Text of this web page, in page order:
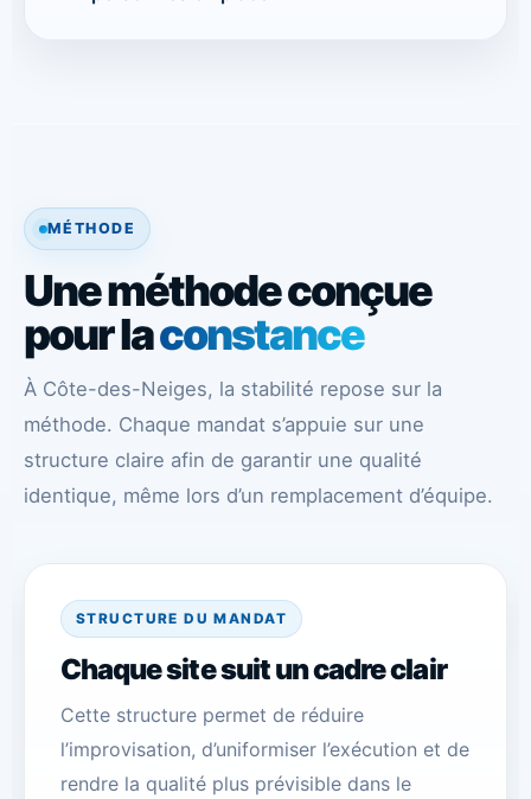
MÉTHODE
Une méthode conçue
pour laconstance
À Côte-des-Neiges, la stabilité repose sur la
méthode. Chaque mandat s’appuie sur une
structure claire afin de garantir une qualité
identique, même lors d’un remplacement d’équipe.
STRUCTURE DU MANDAT
Chaque site suit un cadre clair
Cette structure permet de réduire
l’improvisation, d’uniformiser l’exécution et de
rendre la qualité plus prévisible dans le